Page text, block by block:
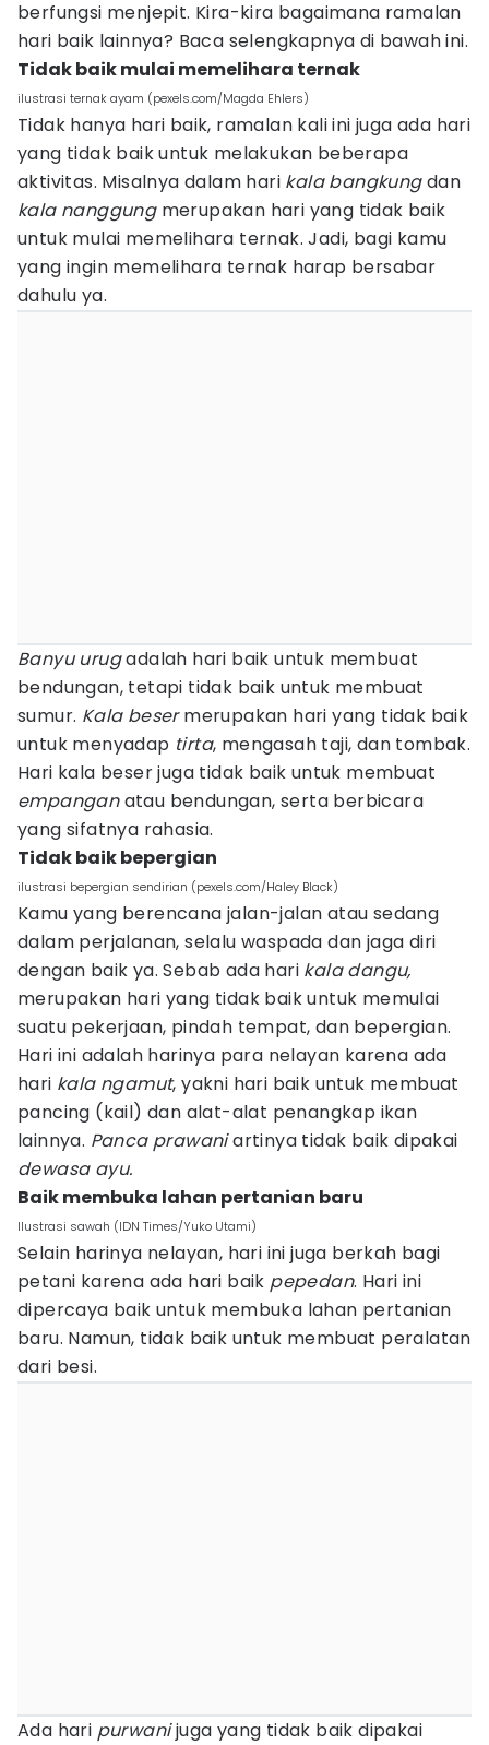
berfungsi menjepit. Kira-kira bagaimana ramalan
hari baik lainnya? Baca selengkapnya di bawah ini.
Tidak baik mulai memelihara ternak
ilustrasi ternak ayam (pexels.com/Magda Ehlers)
Tidak hanya hari baik, ramalan kali ini juga ada hari
yang tidak baik untuk melakukan beberapa
aktivitas. Misalnya dalam hari kala bangkungdan
kala nanggung merupakan hari yang tidak baik
untuk mulai memelihara ternak. Jadi, bagi kamu
yang ingin memelihara ternak harap bersabar
dahulu ya.
Banyu urugadalah hari baik untuk membuat
bendungan, tetapi tidak baik untuk membuat
sumur. Kala besermerupakan hari yang tidak baik
untuk menyadap tirta, mengasah taji, dan tombak.
Hari kala beser juga tidak baik untuk membuat
empanganatau bendungan, serta berbicara
yang sifatnya rahasia.
Tidak baik bepergian
ilustrasi bepergian sendirian (pexels.com/Haley Black)
Kamu yang berencana jalan-jalan atau sedang
dalam perjalanan, selalu waspada dan jaga diri
dengan baik ya. Sebab ada hari kala dangu,
merupakan hari yang tidak baik untuk memulai
suatu pekerjaan, pindah tempat, dan bepergian.
Hari ini adalah harinya para nelayan karena ada
hari kala ngamut, yakni hari baik untuk membuat
pancing (kail) dan alat-alat penangkap ikan
lainnya. Panca prawaniartinya tidak baik dipakai
dewasa ayu.
Baik membuka lahan pertanian baru
Ilustrasi sawah (IDN Times/Yuko Utami)
Selain harinya nelayan, hari ini juga berkah bagi
petani karena ada hari baik pepedan. Hari ini
dipercaya baik untuk membuka lahan pertanian
baru. Namun, tidak baik untuk membuat peralatan
dari besi.
Ada hari purwanijuga yang tidak baik dipakai